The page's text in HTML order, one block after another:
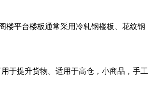
平台楼板通常采用冷轧钢楼板、花纹钢
于提升货物。适用于高仓，小商品，手工